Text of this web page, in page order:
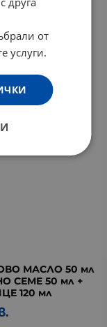
МАСЛО 50 мл
СЕМЕ 50 мл +
120 мл
от
услуги.